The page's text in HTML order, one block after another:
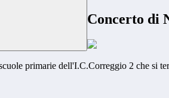
Concerto di
primarie dell'I.C.Correggio 2 che si